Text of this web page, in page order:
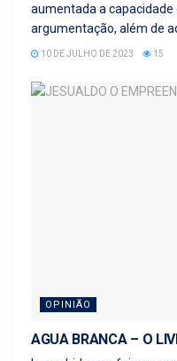
aumentada a capacidade
argumentação, além de
10 DE JULHO DE 2023 15
OPINIÃO
AGUA BRANCA – O